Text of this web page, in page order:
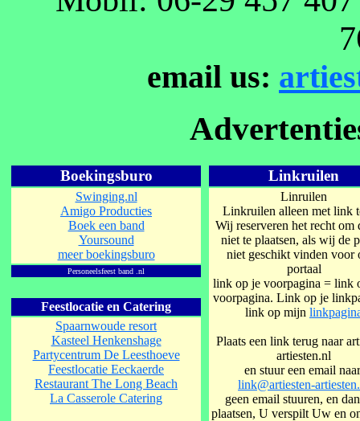
email us:
Boekingsburo
Swinging.nl
Amigo Producties
Boek een band
Yoursound
meer boekingsburo
Personeelsfeest band .nl
Feestlocatie en Catering
Spaarnwoude resort
Kasteel Henkenshage
Partycentrum De Leesthoeve
Feestlocatie Eeckaerde
Restaurant The Long Beach
La Casserole Catering
Linkruilen
Linruilen
Linkruilen alleen met link
Wij reserveren het recht om
niet te plaatsen, als wij de
niet geschikt vinden voor
portaal
link op je voorpagina = link
voorpagina. Link op je
link op mijn
Plaats een link terug naar
artiesten.nl
en stuur een email
link@artiesten-
geen email stuuren, en
plaatsen, U verspilt Uw en